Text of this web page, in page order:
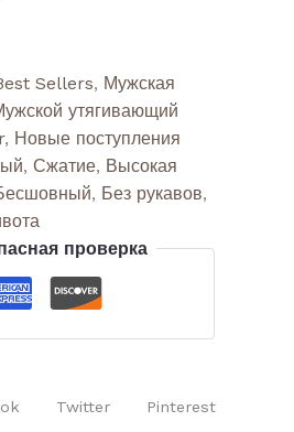
Sellers, Мужская
утягивающий
, Новые поступления
, Сжатие, Высокая
, Без рукавов,
проверка
Twitter Pinterest